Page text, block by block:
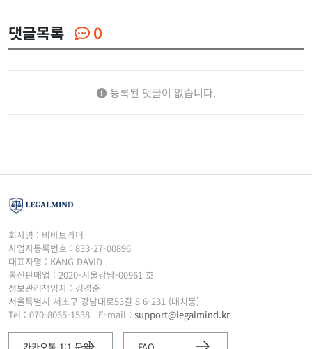
댓글목록 0
등록된 댓글이 없습니다.
회사명 : 비바브라더
사업자등록번호 : 833-27-00896
대표자명 : KANG DAVID
통신판매업 : 2020-서울강남-00961 호
정보관리책임자 : 김경준
서울특별시 서초구 강남대로53길 8 6-231 (대치동)
Tel : 070-8065-1538
E-mail : support@legalmind.kr